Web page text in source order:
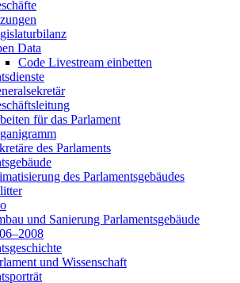
Data
Code Livestream einbetten
für das Parlament
des Parlaments
des Parlamentsgebäudes
und Sanierung Parlamentsgebäude
und Wissenschaft